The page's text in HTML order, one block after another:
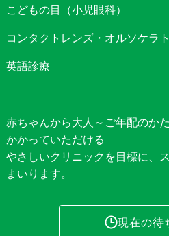
こどもの目（小児眼科）
コンタクトレンズ・オルソケラ
英語診療
赤ちゃんから大人～ご年配のか
かかっていただける
やさしいクリニックを目標に、
まいります。
現在の待